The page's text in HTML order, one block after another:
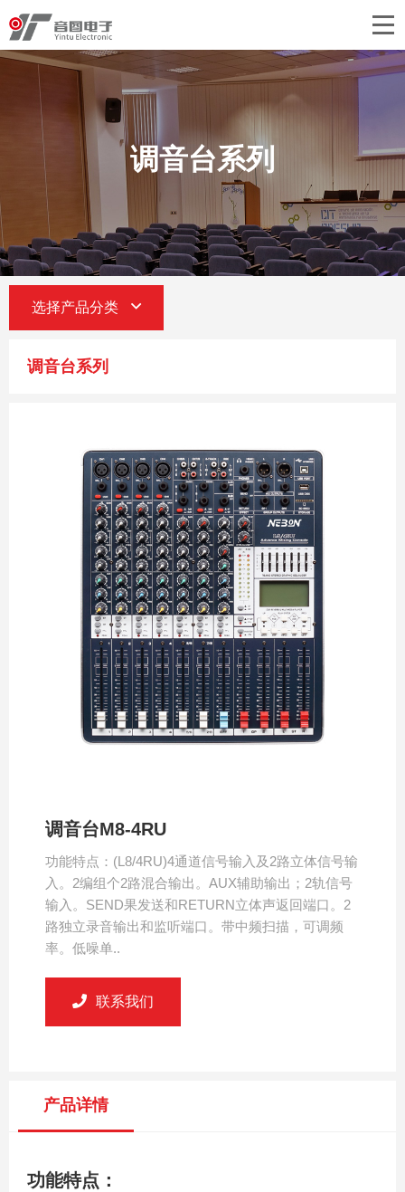
关于音图
产品中心
工程案例
新闻中心
联系我们
调音台系列
选择产品分类
调音台系列
调音台M8-4RU
功能特点：(L8/4RU)4通道信号输入及2路立体信号输
入。2编组个2路混合输出。AUX辅助输出；2轨信号
输入。SEND果发送和RETURN立体声返回端口。2
路独立录音输出和监听端口。带中频扫描，可调频
率。低噪单..
联系我们
产品详情
功能特点：